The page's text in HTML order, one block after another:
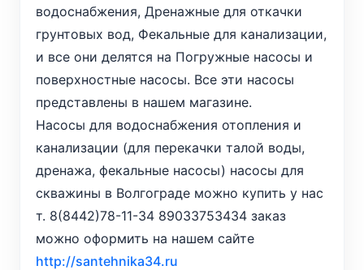
водоснабжения, Дренажные для откачки
грунтовых вод, Фекальные для канализации,
и все они делятся на Погружные насосы и
поверхностные насосы. Все эти насосы
представлены в нашем магазине.
Насосы для водоснабжения отопления и
канализации (для перекачки талой воды,
дренажа, фекальные насосы) насосы для
скважины в Волгограде можно купить у нас
т. 8(8442)78-11-34 89033753434 заказ
можно оформить на нашем сайте
http://santehnika34.ru